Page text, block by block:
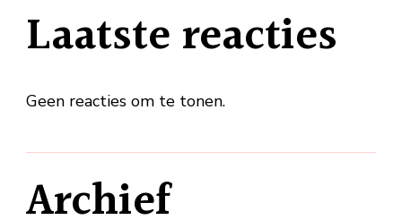
Laatste reacties
Geen reacties om te tonen.
Archief